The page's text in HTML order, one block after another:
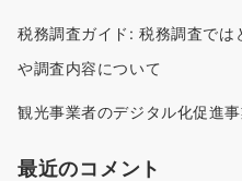
税務調査ガイド: 税務調査では
や調査内容について
観光事業者のデジタル化促進
最近のコメント